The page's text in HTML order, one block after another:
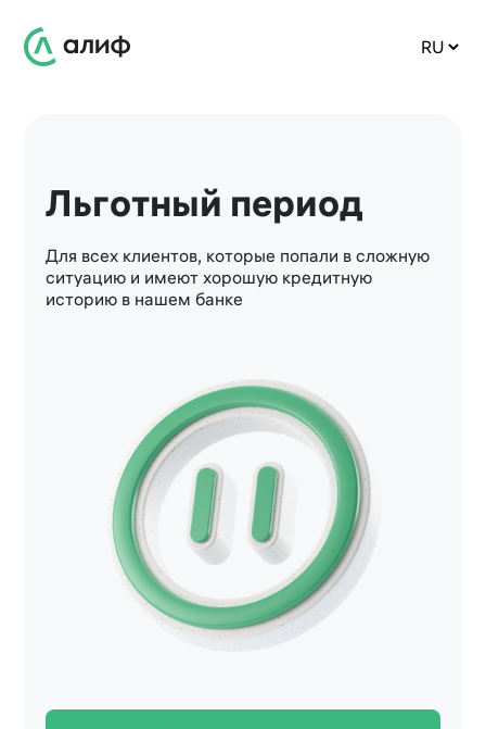
Льготный период
Для всех клиентов, которые попали в сложную
ситуацию и имеют хорошую кредитную
историю в нашем банке